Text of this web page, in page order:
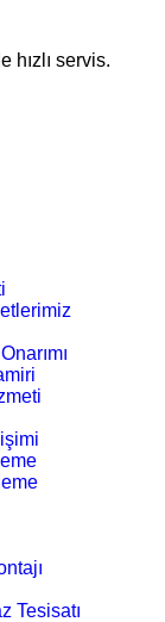
hızlı servis.
Tesisatı